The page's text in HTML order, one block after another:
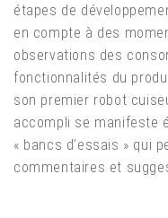
étapes de
en compte à des
observations des
fonctionnalités du
son premier robot
accompli se manifeste
« bancs d’essais » qui
commentaires et